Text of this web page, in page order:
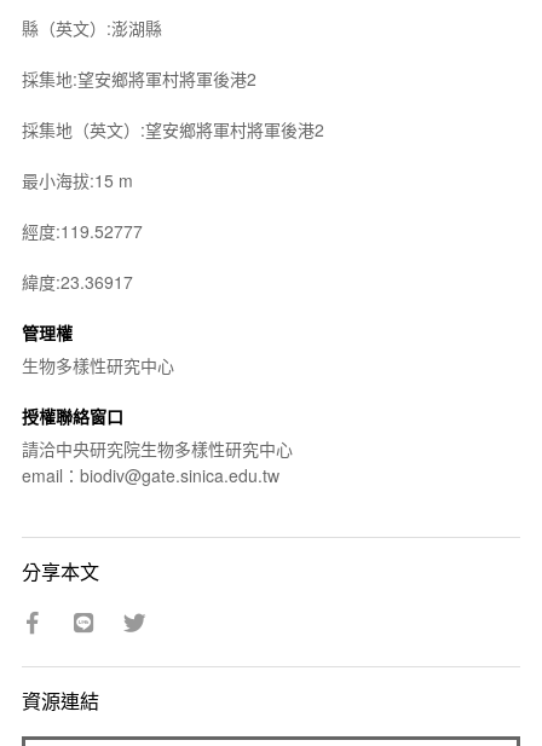
縣（英文）:澎湖縣
採集地:望安鄉將軍村將軍後港2
採集地（英文）:望安鄉將軍村將軍後港2
最小海拔:15 m
經度:119.52777
緯度:23.36917
管理權
生物多樣性研究中心
授權聯絡窗口
請洽中央研究院生物多樣性研究中心
email：biodiv@gate.sinica.edu.tw
分享本文
資源連結